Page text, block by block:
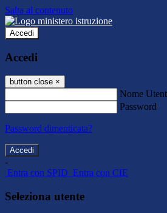
Salta al contenuto
Accedi
Accedi
button close ×
Nome
Password
Password dimenticata?
-
Entra con SPID Entra con CIE
Seleziona utente